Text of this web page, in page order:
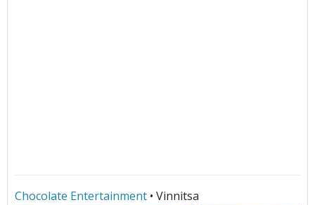
Chocolate Entertainment • Vinnitsa